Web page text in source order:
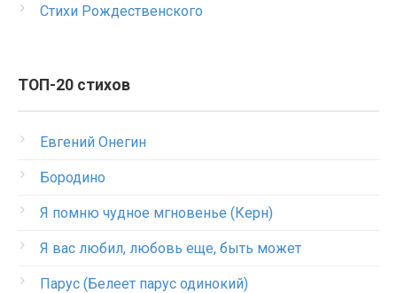
Стихи Рождественского
ТОП-20 стихов
Евгений Онегин
Бородино
Я помню чудное мгновенье (Керн)
Я вас любил, любовь еще, быть может
Парус (Белеет парус одинокий)